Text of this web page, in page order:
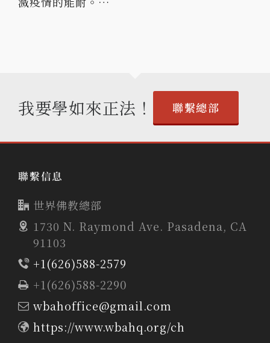
我要學如來正法！ 聯繫總部
聯繫信息
世界佛教總部
1730 N. Raymond Ave. Pasadena, CA
91103
+1(626)588-2579
+1(626)588-2290
wbahoffice@gmail.com
https://www.wbahq.org/ch